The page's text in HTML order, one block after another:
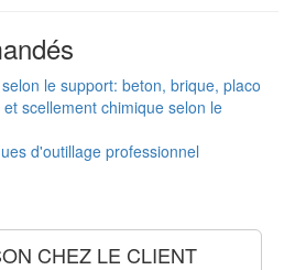
le support: beton, brique, placo
scellement chimique selon le
d'outillage professionnel
CHEZ LE CLIENT